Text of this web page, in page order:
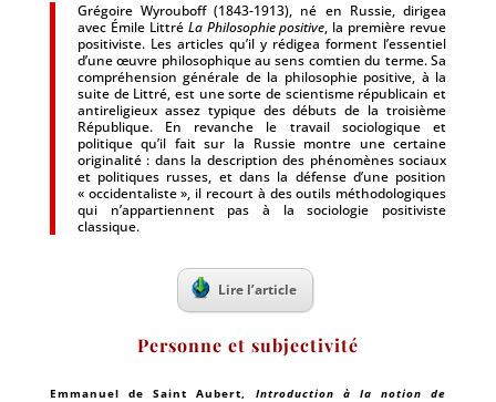
Grégoire Wyrouboff (1843-1913), né en Russie, dirigea
avec Émile Littré La Philosophie positive, la première revue
positiviste. Les articles qu’il y rédigea forment l’essentiel
d’une œuvre philosophique au sens comtien du terme. Sa
compréhension générale de la philosophie positive, à la
suite de Littré, est une sorte de scientisme républicain et
antireligieux assez typique des débuts de la troisième
République. En revanche le travail sociologique et
politique qu’il fait sur la Russie montre une certaine
originalité : dans la description des phénomènes sociaux
et politiques russes, et dans la défense d’une position
« occidentaliste », il recourt à des outils méthodologiques
qui n’appartiennent pas à la sociologie positiviste
classique.
Lire l’article
Personne et subjectivité
Emmanuel de Saint Aubert, Introduction à la notion de